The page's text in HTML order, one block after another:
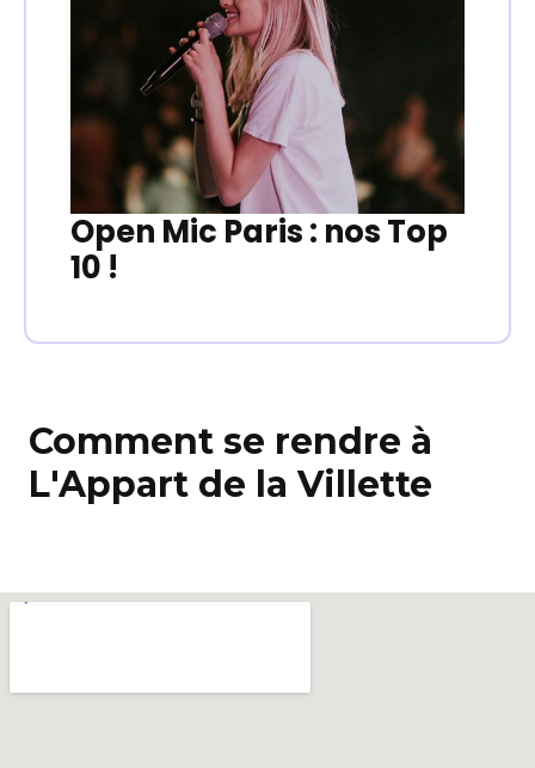
Open Mic Paris : nos Top
10 !
Comment se rendre à
L'Appart de la Villette